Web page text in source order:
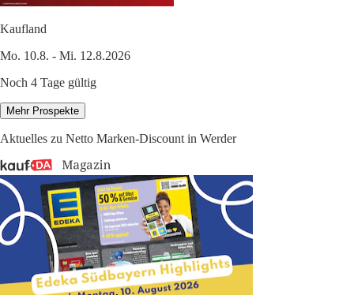
Kaufland
Mo. 10.8. - Mi. 12.8.2026
Noch 4 Tage gültig
Mehr Prospekte
Aktuelles zu Netto Marken-Discount in Werder